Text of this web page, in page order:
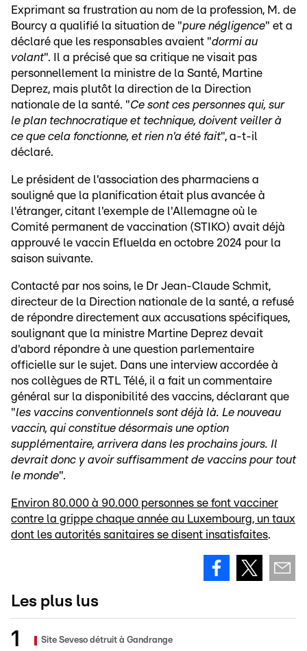
Exprimant sa frustration au nom de la profession, M. de
Bourcy a qualifié la situation de "pure négligence" et a
déclaré que les responsables avaient "dormi au
volant". Il a précisé que sa critique ne visait pas
personnellement la ministre de la Santé, Martine
Deprez, mais plutôt la direction de la Direction
nationale de la santé. "Ce sont ces personnes qui, sur
le plan technocratique et technique, doivent veiller à
ce que cela fonctionne, et rien n'a été fait", a-t-il
déclaré.
Le président de l'association des pharmaciens a
souligné que la planification était plus avancée à
l'étranger, citant l'exemple de l'Allemagne où le
Comité permanent de vaccination (STIKO) avait déjà
approuvé le vaccin Efluelda en octobre 2024 pour la
saison suivante.
Contacté par nos soins, le Dr Jean-Claude Schmit,
directeur de la Direction nationale de la santé, a refusé
de répondre directement aux accusations spécifiques,
soulignant que la ministre Martine Deprez devait
d'abord répondre à une question parlementaire
officielle sur le sujet. Dans une interview accordée à
nos collègues de RTL Télé, il a fait un commentaire
général sur la disponibilité des vaccins, déclarant que
"les vaccins conventionnels sont déjà là. Le nouveau
vaccin, qui constitue désormais une option
supplémentaire, arrivera dans les prochains jours. Il
devrait donc y avoir suffisamment de vaccins pour tout
le monde".
Environ 80.000 à 90.000 personnes se font vacciner
contre la grippe chaque année au Luxembourg, un taux
dont les autorités sanitaires se disent insatisfaites.
Les plus lus
Site Seveso détruit à Gandrange